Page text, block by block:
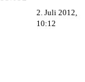
2. Juli 2012,
10:12